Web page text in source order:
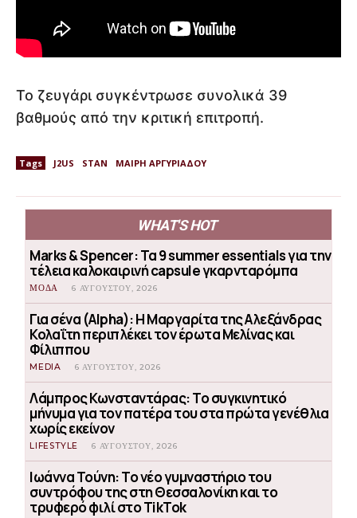
Το ζευγάρι συγκέντρωσε συνολικά 39
βαθμούς από την κριτική επιτροπή.
Tags J2US STAN ΜΑΙΡΗ ΑΡΓΥΡΙΑΔΟΥ
WHAT'S HOT
Marks & Spencer: Τα 9 summer essentials για την
τέλεια καλοκαιρινή capsule γκαρνταρόμπα
ΜΟΔΑ 6 ΑΥΓΟΎΣΤΟΥ, 2026
Για σένα (Alpha): Η Μαργαρίτα της Αλεξάνδρας
Κολαΐτη περιπλέκει τον έρωτα Μελίνας και
Φίλιππου
MEDIA 6 ΑΥΓΟΎΣΤΟΥ, 2026
Λάμπρος Κωνσταντάρας: Το συγκινητικό
μήνυμα για τον πατέρα του στα πρώτα γενέθλια
χωρίς εκείνον
LIFESTYLE 6 ΑΥΓΟΎΣΤΟΥ, 2026
Ιωάννα Τούνη: Το νέο γυμναστήριο του
συντρόφου της στη Θεσσαλονίκη και το
τρυφερό φιλί στο TikTok